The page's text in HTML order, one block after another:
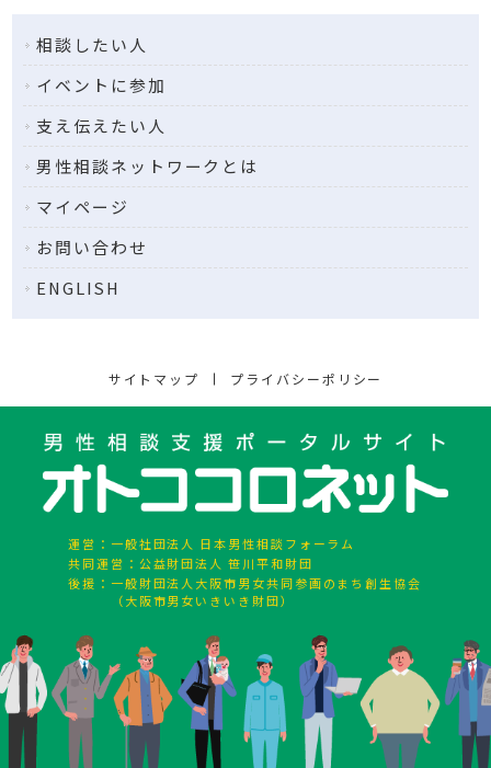
相談したい人
イベントに参加
支え伝えたい人
男性相談ネット ワークとは
マイページ
お問い合わせ
ENGLISH
サイトマップ プライバシーポリシー
運営： 一般社団法人 日本男性相談フォーラム
共同運営： 公益財団法人 笹川平和財団
後援： 一般財団法人大阪市男女共同参画のまち創生協会
（大阪市男女いきいき財団）